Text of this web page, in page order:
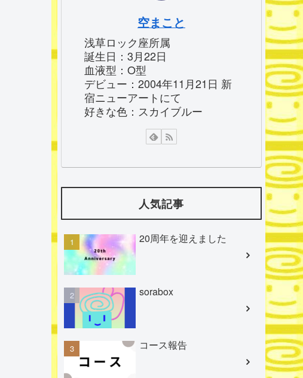
空まこと
浅草ロック座所属
誕生日：3月22日
血液型：O型
デビュー：2004年11月21日 新
宿ニューアートにて
好きな色：スカイブルー
人気記事
20周年を迎えました
sorabox
コース報告